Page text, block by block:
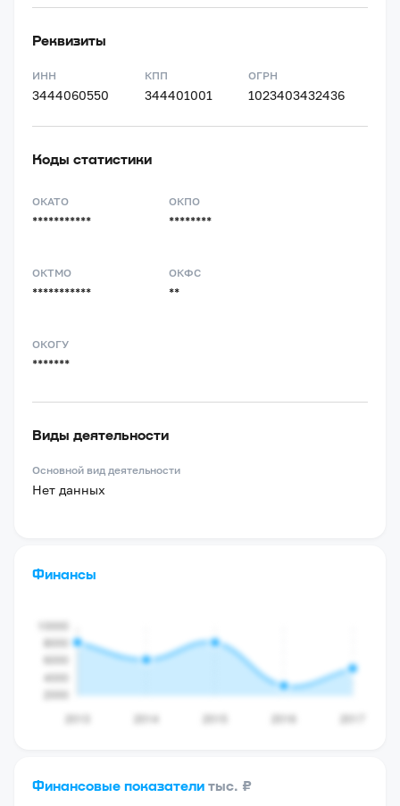
Реквизиты
ИНН
3444060550
КПП
344401001
ОГРН
1023403432436
Коды статистики
ОКАТО
***********
ОКПО
********
ОКТМО
***********
ОКФС
**
ОКОГУ
*******
Виды деятельности
Основной вид деятельности
Нет данных
Финансы
Финансовые показатели тыс. ₽